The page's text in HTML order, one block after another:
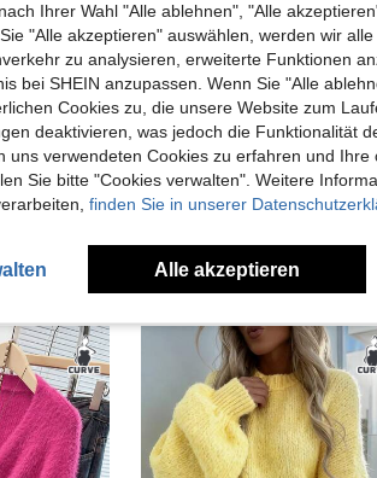
Hilfreich (0)
Ansehen
Angeschaut
Ihrer Wahl "Alle ablehnen", "Alle
"Alle akzeptieren" auswählen, werden wir
zu analysieren, erweiterte Funktionen
bei SHEIN anzupassen. Wenn Sie "Alle
Cookies zu, die unsere Website zum
deaktivieren, was jedoch die Funktionalität
uns verwendeten Cookies zu erfahren und Ihre
Sie bitte "Cookies verwalten". Weitere
finden Sie in unserer
Alle akzeptieren